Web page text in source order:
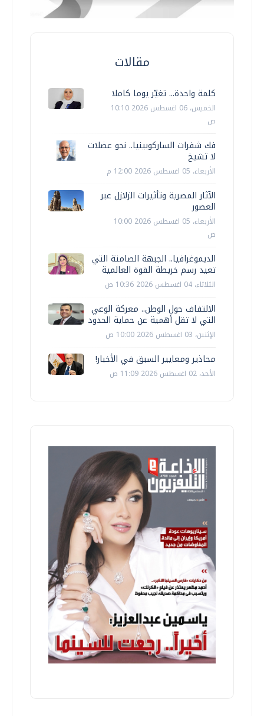
مقالات
كلمة واحدة... تغيّر يوما كاملا
الخميس، 06 اغسطس 2026 10:10
ص
فك شفرات الساركوبينيا.. نحو عضلات
لا تشيخ
الأربعاء، 05 اغسطس 2026 12:00 م
الآثار المصرية وتأثيرات الزلازل عبر
العصور
الأربعاء، 05 اغسطس 2026 10:00
ص
الديموغرافيا.. الجبهة الصامتة التي
تعيد رسم خريطة القوة العالمية
الثلاثاء، 04 اغسطس 2026 10:36 ص
الالتفاف حول الوطن.. معركة الوعي
التي لا تقل أهمية عن حماية الحدود
الإثنين، 03 اغسطس 2026 10:00 ص
محاذير ومعايير السبق في الأخبار!
الأحد، 02 اغسطس 2026 11:09 ص